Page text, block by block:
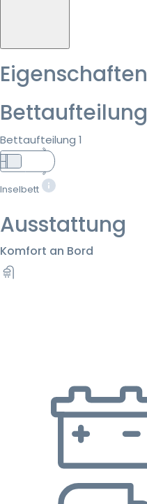
Eigenschaften
Bettaufteilung
Bettaufteilung 1
Inselbett
Ausstattung
Komfort an Bord